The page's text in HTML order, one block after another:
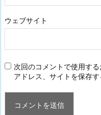
ウェブサイト
次回のコメントで使用す
アドレス、サイトを保存す